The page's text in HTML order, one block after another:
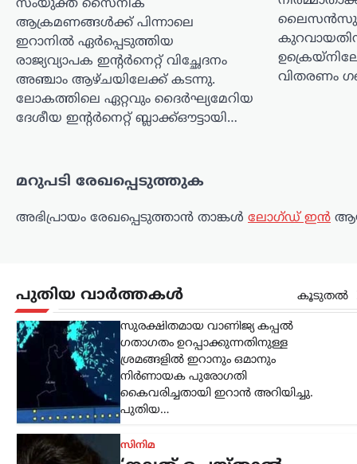
സംയുക്ത സൈനിക
ആക്രമണങ്ങൾക്ക് പിന്നാലെ
ഇറാനിൽ ഏർപ്പെടുത്തിയ
രാജ്യവ്യാപക ഇന്റർനെറ്റ് വിച്ഛേദനം
അഞ്ചാം ആഴ്ചയിലേക്ക് കടന്നു.
ലോകത്തിലെ ഏറ്റവും ദൈർഘ്യമേറിയ
ദേശീയ ഇന്റർനെറ്റ് ബ്ലാക്ക്ഔട്ടായി…
വിതരണം
മറുപടി രേഖപ്പെടുത്തുക
അഭിപ്രായം രേഖപ്പെടുത്താ‍ൻ താങ്കൾ ലോഗ്ഡ് ഇൻ
പുതിയ വാർത്തകൾ കൂടുതൽ
കേന്ദ്രമായ ഹോർമുസ് കടലിടുക്കിലൂടെ
സുരക്ഷിതമായ വാണിജ്യ കപ്പൽ
ഗതാഗതം ഉറപ്പാക്കുന്നതിനുള്ള
ശ്രമങ്ങളിൽ ഇറാനും ഒമാനും
നിർണായക പുരോഗതി
കൈവരിച്ചതായി ഇറാൻ അറിയിച്ചു.
പുതിയ…
‘നല്ലത് ചെയ്താൽ
ആരായാലും
പ്രശംസിക്കും’; ‘സംഘി’
സോഷ്യൽ മീഡിയയിൽ തനിക്കെതിരെ
ഉയരുന്ന ‘സംഘി’ (ആർഎസ്എസ്
അനുകൂലി) എന്ന വിമർശനങ്ങൾക്ക്
വ്യക്തമായ മറുപടിയുമായി നടൻ ആർ.
മാധവൻ. രാഷ്ട്രീയപരമായ ലേബലുകൾ
തന്നെ ബാധിക്കാറില്ലെന്നും,
ജനാധിപത്യപരമായി
തിരഞ്ഞെടുക്കപ്പെട്ട…